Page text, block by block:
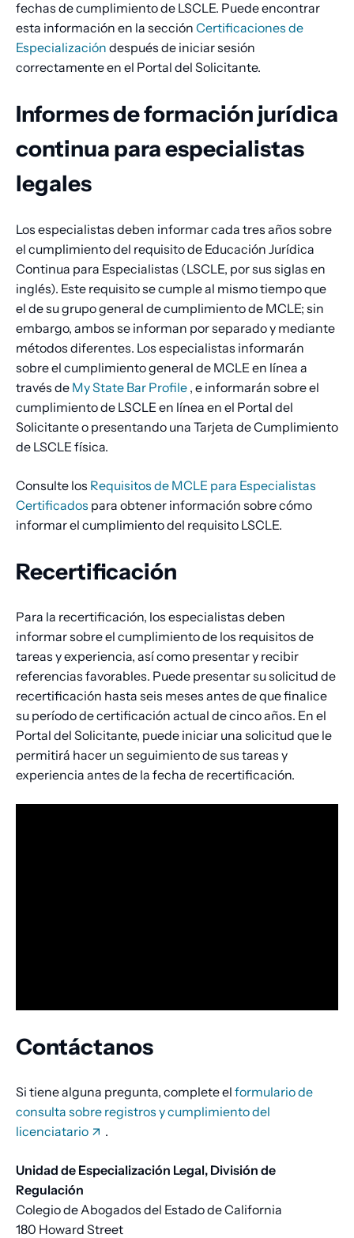
fechas de cumplimiento de LSCLE. Puede encontrar
esta información en la sección Certificaciones de
Especialización después de iniciar sesión
correctamente en el Portal del Solicitante.
Informes de formación jurídica
continua para especialistas
legales
Los especialistas deben informar cada tres años sobre
el cumplimiento del requisito de Educación Jurídica
Continua para Especialistas (LSCLE, por sus siglas en
inglés). Este requisito se cumple al mismo tiempo que
el de su grupo general de cumplimiento de MCLE; sin
embargo, ambos se informan por separado y mediante
métodos diferentes. Los especialistas informarán
sobre el cumplimiento general de MCLE en línea a
través de My State Bar Profile , e informarán sobre el
cumplimiento de LSCLE en línea en el Portal del
Solicitante o presentando una Tarjeta de Cumplimiento
de LSCLE física.
Consulte los Requisitos de MCLE para Especialistas
Certificados para obtener información sobre cómo
informar el cumplimiento del requisito LSCLE.
Recertificación
Para la recertificación, los especialistas deben
informar sobre el cumplimiento de los requisitos de
tareas y experiencia, así como presentar y recibir
referencias favorables. Puede presentar su solicitud de
recertificación hasta seis meses antes de que finalice
su período de certificación actual de cinco años. En el
Portal del Solicitante, puede iniciar una solicitud que le
permitirá hacer un seguimiento de sus tareas y
experiencia antes de la fecha de recertificación.
Contáctanos
Si tiene alguna pregunta, complete el formulario de
consulta sobre registros y cumplimiento del
licenciatario
.
Unidad de Especialización Legal, División de
Regulación
Colegio de Abogados del Estado de California
180 Howard Street